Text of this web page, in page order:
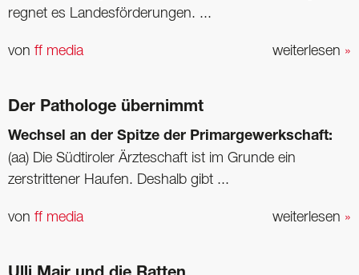
regnet es Landesförderungen. ...
weiterlesen »
von ff media
Der Pathologe übernimmt
Wechsel an der Spitze der Primargewerkschaft:
(aa) Die Südtiroler Ärzteschaft ist im Grunde ein
zerstrittener Haufen. Deshalb gibt ...
weiterlesen »
von ff media